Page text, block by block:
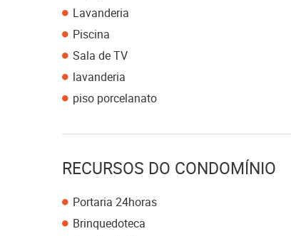
Lavanderia
Piscina
Sala de TV
lavanderia
piso porcelanato
RECURSOS DO CONDOMÍNIO
Portaria 24horas
Brinquedoteca